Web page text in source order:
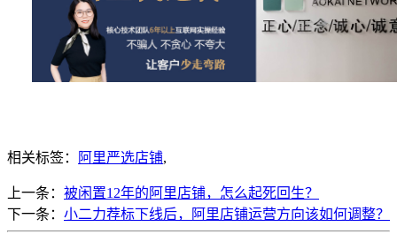
相关标签： 阿里严选店铺,
上一条： 被闲置12年的阿里店铺，怎么起死回生？
下一条： 小二力荐标下线后，阿里店铺运营方向该如何调整？